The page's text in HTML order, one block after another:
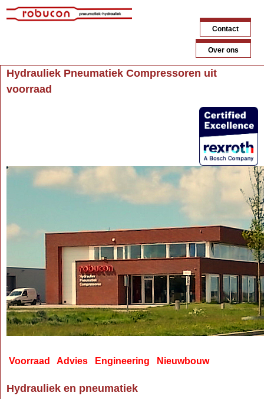
Jump to navigation
Contact
Over ons
Hydrauliek Pneumatiek Compressoren uit
voorraad
Voorraad Advies Engineering Nieuwbouw
Hydrauliek en pneumatiek